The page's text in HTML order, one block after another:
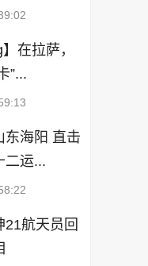
在拉萨，
”...
东海阳 直击
二运...
21航天员回